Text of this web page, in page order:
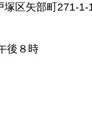
塚区矢部町271-1-
後８時